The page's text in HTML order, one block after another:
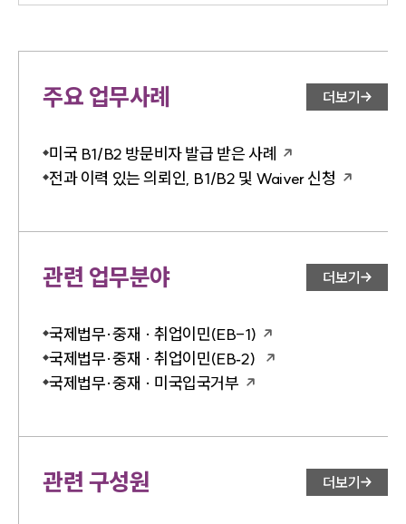
주요 업무사례 더보기
미국 B1/B2 방문비자 발급 받은 사례
전과 이력 있는 의뢰인, B1/B2 및 Waiver 신청
관련 업무분야 더보기
국제법무·중재 · 취업이민(EB-1)
국제법무·중재 · 취업이민(EB‑2)
국제법무·중재 · 미국입국거부
관련 구성원 더보기